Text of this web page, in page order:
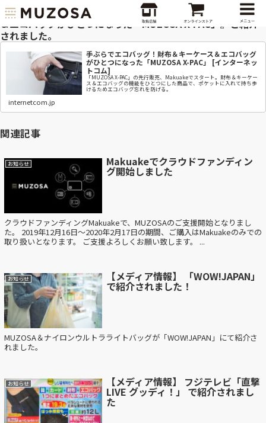
INTERNETCOMにて『手ぶらでエコバッグ！財布＆キーケース
＆エコバッグがひとつになった「MUZOSA X-PAC」』と紹介
されました。
手ぶらでエコバッグ！財布＆キーケース＆エコバッグ
がひとつになった「MUZOSA X-PAC」 [インターネッ
トコム]
「MUZOSA X-PAC」の先行販売、Makuakeでスタート。財布＆キーケー
ス＆エコバッグの機能をひとつにした商品で、ポケットに入れて持ち歩
けるためエコバッグ忘れを防げる。
internetcom.jp
関連記事
お知らせ Makuakeでクラウドファンディン
グ開始しました
クラウドファンディングMakuakeで、MUZOSAのご支援開始となりまし
た。 2019年12月16日〜2020年2月17日の期間、ご購入はMakuakeのみでの
取り扱いとなります。 ご支援よろしくお願い致します。 ...
お知らせ 【メディア情報】 「WOW!JAPAN」
で紹介されました！
MUZOSA＆ナイロンウルトラライトバッグが「WOW!JAPAN」にて紹介さ
れました。
お知らせ 【メディア情報】 フジテレビ「直撃
LIVE グッディ！」 で紹介されまし
た